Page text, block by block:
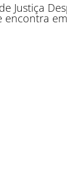
Justiça
encontra